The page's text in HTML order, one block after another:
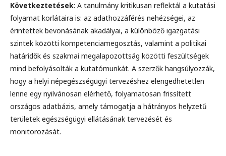
Következtetések: A tanulmány kritikusan reflektál a kutatási
folyamat korlátaira is: az adathozzáférés nehézségei, az
érintettek bevonásának akadályai, a különböző igazgatási
szintek közötti kompetenciamegosztás, valamint a politikai
határidők és szakmai megalapozottság közötti feszültségek
mind befolyásolták a kutatómunkát. A szerzők hangsúlyozzák,
hogy a helyi népegészségügyi tervezéshez elengedhetetlen
lenne egy nyilvánosan elérhető, folyamatosan frissített
országos adatbázis, amely támogatja a hátrányos helyzetű
területek egészségügyi ellátásának tervezését és
monitorozását.